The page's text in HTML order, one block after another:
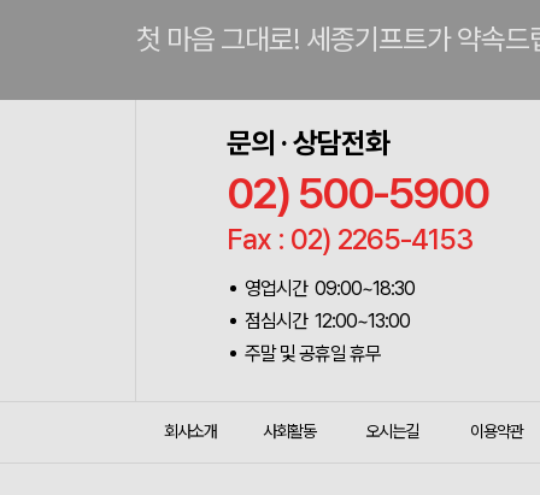
첫 마음 그대로! 세종기프트가 약속드
문의 · 상담전화
02) 500-5900
Fax : 02) 2265-4153
영업시간 09:00~18:30
점심시간 12:00~13:00
주말 및 공휴일 휴무
회사소개 사회활동 오시는길 이용약관